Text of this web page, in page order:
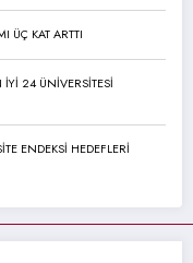
ÜÇ KAT ARTTI
İYİ 24 ÜNİVERSİTESİ
ENDEKSİ HEDEFLERİ